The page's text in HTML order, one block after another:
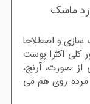
ماسک
سازی و اصطلاحا
کلی اکثرا پوست
صورت، آرنج،
مرده روی هم می